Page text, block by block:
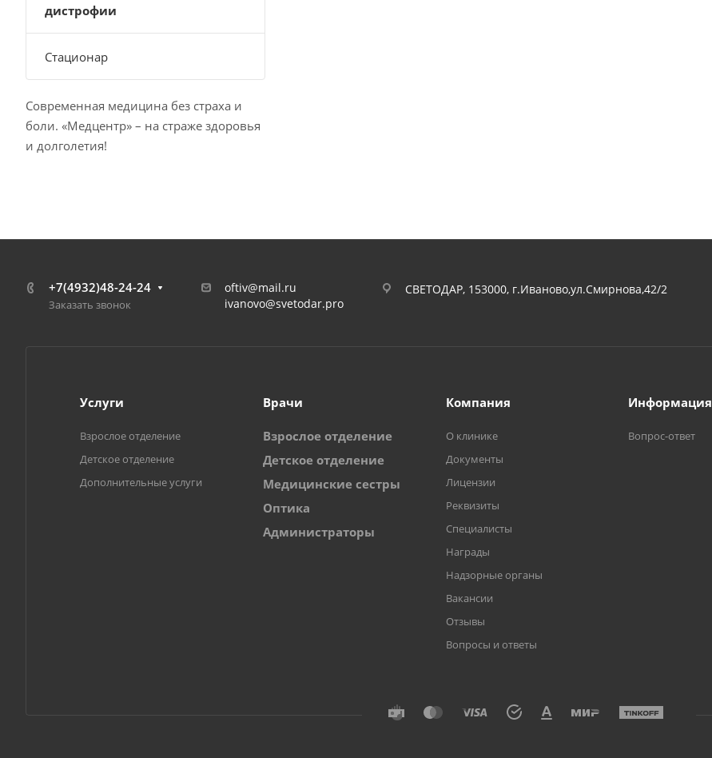
дистрофии
Стационар
Современная медицина без страха и
боли. «Медцентр» – на страже здоровья
и долголетия!
+7(4932)48-24-24
Заказать звонок
oftiv@mail.ru
ivanovo@svetodar.pro
СВЕТОДАР, 153000, г.Иваново,ул.Смирнова,42/2
Услуги
Взрослое отделение
Детское отделение
Дополнительные услуги
Врачи
Взрослое отделение
Детское отделение
Медицинские сестры
Оптика
Администраторы
Компания
О клинике
Документы
Лицензии
Реквизиты
Специалисты
Награды
Надзорные органы
Вакансии
Отзывы
Вопросы и ответы
Информация
Вопрос-ответ